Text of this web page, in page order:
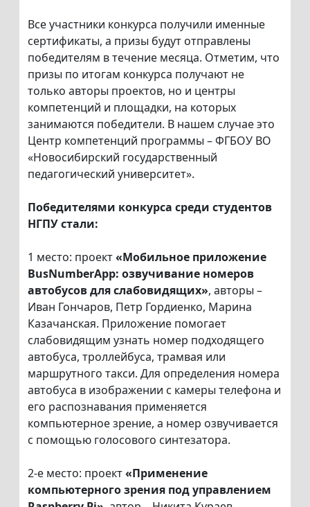
Все участники конкурса получили именные
сертификаты, а призы будут отправлены
победителям в течение месяца. Отметим, что
призы по итогам конкурса получают не
только авторы проектов, но и центры
компетенций и площадки, на которых
занимаются победители. В нашем случае это
Центр компетенций программы – ФГБОУ ВО
«Новосибирский государственный
педагогический университет».
Победителями конкурса среди студентов
НГПУ стали:
1 место: проект«Мобильное приложение
BusNumberApp: озвучивание номеров
автобусов для слабовидящих», авторы –
Иван Гончаров, Петр Гордиенко, Марина
Казачанская. Приложение помогает
слабовидящим узнать номер подходящего
автобуса, троллейбуса, трамвая или
маршрутного такси. Для определения номера
автобуса в изображении с камеры телефона и
его распознавания применяется
компьютерное зрение, а номер озвучивается
с помощью голосового синтезатора.
2-е место: проект«Применение
компьютерного зрения под управлением